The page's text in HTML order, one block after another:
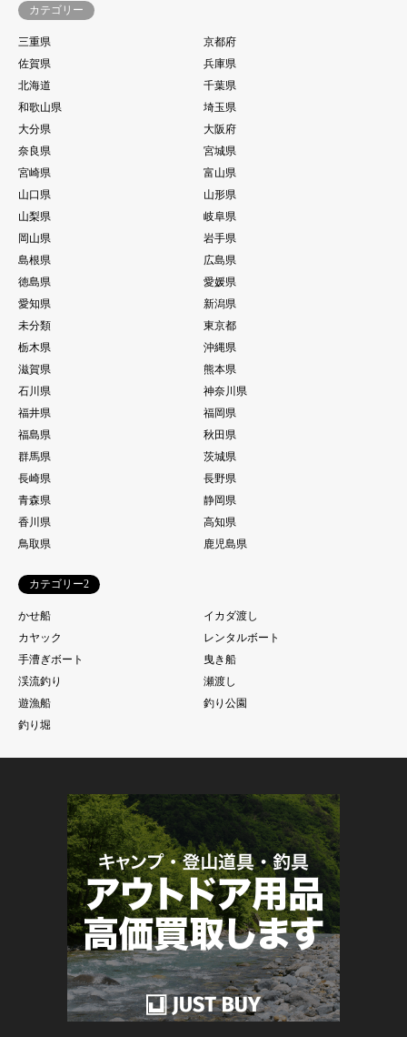
カテゴリー
三重県
京都府
佐賀県
兵庫県
北海道
千葉県
和歌山県
埼玉県
大分県
大阪府
奈良県
宮城県
宮崎県
富山県
山口県
山形県
山梨県
岐阜県
岡山県
岩手県
島根県
広島県
徳島県
愛媛県
愛知県
新潟県
未分類
東京都
栃木県
沖縄県
滋賀県
熊本県
石川県
神奈川県
福井県
福岡県
福島県
秋田県
群馬県
茨城県
長崎県
長野県
青森県
静岡県
香川県
高知県
鳥取県
鹿児島県
カテゴリー2
かせ船
イカダ渡し
カヤック
レンタルボート
手漕ぎボート
曳き船
渓流釣り
瀬渡し
遊漁船
釣り公園
釣り堀